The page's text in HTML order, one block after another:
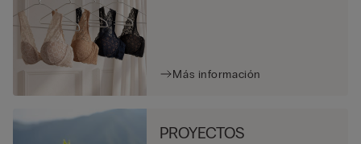
Más información
PROYECTOS